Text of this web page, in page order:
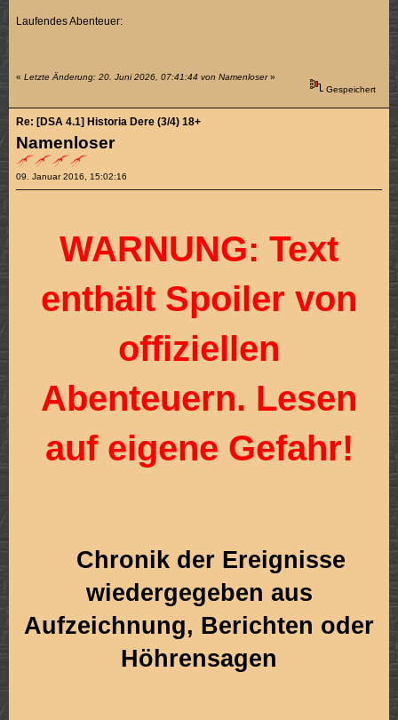
Laufendes Abenteuer:
«Letzte Änderung: 20. Juni 2026, 07:41:44 von Namenloser»
Gespeichert
Namenloser
09. Januar 2016, 15:02:16
Re: [DSA 4.1] Historia Dere (3/4) 18+
WARNUNG: Text
enthält Spoiler von
offiziellen
Abenteuern. Lesen
auf eigene Gefahr!
Chronik der Ereignisse
wiedergegeben aus
Aufzeichnung, Berichten oder
Höhrensagen